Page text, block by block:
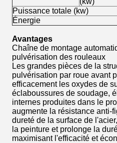
Puissance totale (kw)
Énergie
Avantages
Chaîne de montage
pulvérisation des rouleaux
Les grandes pièces de la
pulvérisation par roue avant
efficacement les oxydes de
éclaboussures de soudage,
internes produites dans le
augmente la résistance anti-
dureté de la surface de
la peinture et prolonge la
maximisant l'efficacité et